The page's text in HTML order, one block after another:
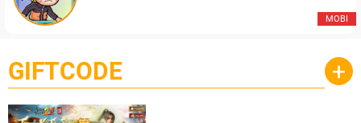
MOBI
GIFTCODE +